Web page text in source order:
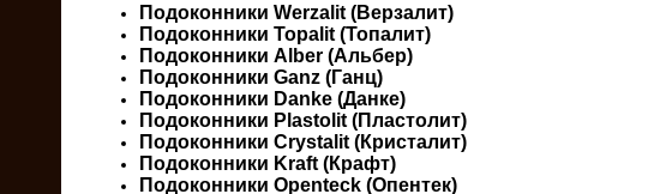
Подоконники Werzalit (Верзалит)
Подоконники Topalit (Топалит)
Подоконники Alber (Альбер)
Подоконники Ganz (Ганц)
Подоконники Danke (Данке)
Подоконники Plastolit (Пластолит)
Подоконники Crystalit (Кристалит)
Подоконники Kraft (Крафт)
Подоконники Openteck (Опентек)